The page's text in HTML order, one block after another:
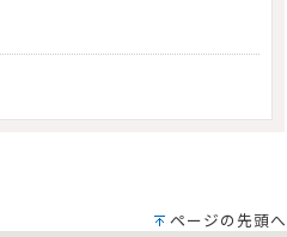
ページの先頭へ